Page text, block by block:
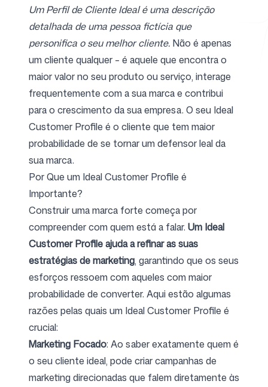
Ferramentas Gratuitas
FAQ
Contato
Entrar Cadastrar-se
Siga-nos
Um Perfil de Cliente Ideal é uma descrição
detalhada de uma pessoa fictícia que
personifica o seu melhor cliente. Não é apenas
um cliente qualquer – é aquele que encontra o
maior valor no seu produto ou serviço, interage
frequentemente com a sua marca e contribui
para o crescimento da sua empresa. O seu Ideal
Customer Profile é o cliente que tem maior
probabilidade de se tornar um defensor leal da
sua marca.
Por Que um Ideal Customer Profile é
Importante?
Construir uma marca forte começa por
compreender com quem está a falar. Um Ideal
Customer Profile ajuda a refinar as suas
estratégias de marketing, garantindo que os seus
esforços ressoem com aqueles com maior
probabilidade de converter. Aqui estão algumas
razões pelas quais um Ideal Customer Profile é
crucial:
Marketing Focado: Ao saber exatamente quem é
o seu cliente ideal, pode criar campanhas de
marketing direcionadas que falem diretamente às